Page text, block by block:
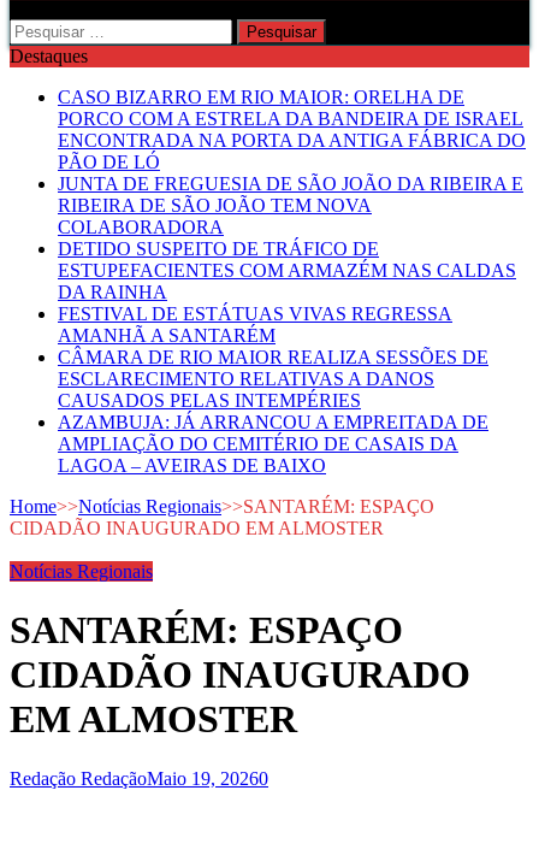
Pesquisar
por:
Destaques
CASO BIZARRO EM RIO MAIOR: ORELHA DE
PORCO COM A ESTRELA DA BANDEIRA DE ISRAEL
ENCONTRADA NA PORTA DA ANTIGA FÁBRICA DO
PÃO DE LÓ
JUNTA DE FREGUESIA DE SÃO JOÃO DA RIBEIRA E
RIBEIRA DE SÃO JOÃO TEM NOVA
COLABORADORA
DETIDO SUSPEITO DE TRÁFICO DE
ESTUPEFACIENTES COM ARMAZÉM NAS CALDAS
DA RAINHA
FESTIVAL DE ESTÁTUAS VIVAS REGRESSA
AMANHÃ A SANTARÉM
CÂMARA DE RIO MAIOR REALIZA SESSÕES DE
ESCLARECIMENTO RELATIVAS A DANOS
CAUSADOS PELAS INTEMPÉRIES
AZAMBUJA: JÁ ARRANCOU A EMPREITADA DE
AMPLIAÇÃO DO CEMITÉRIO DE CASAIS DA
LAGOA – AVEIRAS DE BAIXO
Home>>Notícias Regionais>>SANTARÉM: ESPAÇO
CIDADÃO INAUGURADO EM ALMOSTER
Notícias Regionais
SANTARÉM: ESPAÇO
CIDADÃO INAUGURADO
EM ALMOSTER
Redação RedaçãoMaio 19, 20260